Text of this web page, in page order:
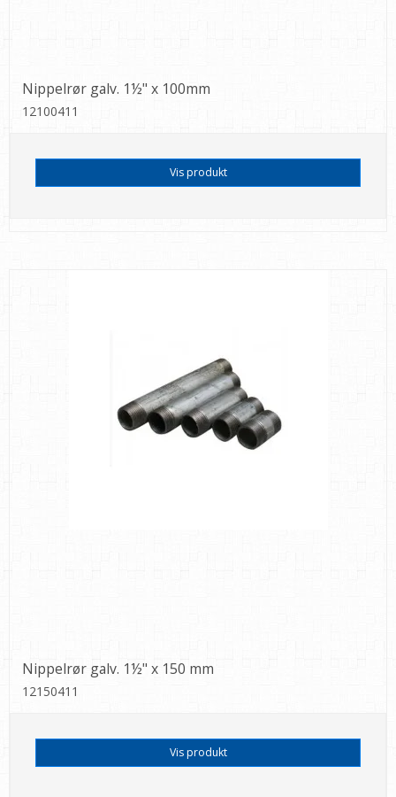
Nippelrør galv. 1½" x 100mm
12100411
Vis produkt
Nippelrør galv. 1½" x 150 mm
12150411
Vis produkt